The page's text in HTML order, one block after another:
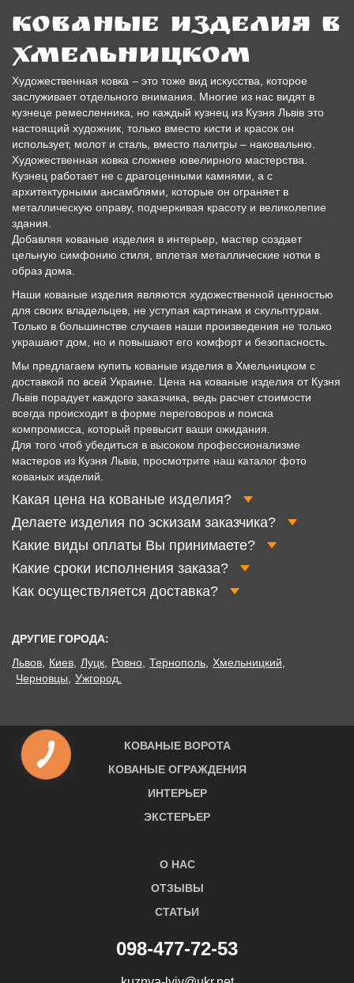
Кованые изделия в
Хмельницком
Художественная ковка – это тоже вид искусства, которое
заслуживает отдельного внимания. Многие из нас видят в
кузнеце ремесленника, но каждый кузнец из Кузня Львів это
настоящий художник, только вместо кисти и красок он
использует, молот и сталь, вместо палитры – наковальню.
Художественная ковка сложнее ювелирного мастерства.
Кузнец работает не с драгоценными камнями, а с
архитектурными ансамблями, которые он ограняет в
металлическую оправу, подчеркивая красоту и великолепие
здания.
Добавляя кованые изделия в интерьер, мастер создает
цельную симфонию стиля, вплетая металлические нотки в
образ дома.
Наши кованые изделия являются художественной ценностью
для своих владельцев, не уступая картинам и скульптурам.
Только в большинстве случаев наши произведения не только
украшают дом, но и повышают его комфорт и безопасность.
Мы предлагаем купить кованые изделия в Хмельницком с
доставкой по всей Украине. Цена на кованые изделия от Кузня
Львів порадует каждого заказчика, ведь расчет стоимости
всегда происходит в форме переговоров и поиска
компромисса, который превысит ваши ожидания.
Для того чтоб убедиться в высоком профессионализме
мастеров из Кузня Львів, просмотрите наш каталог фото
кованых изделий.
Какая цена на кованые изделия?
Делаете изделия по эскизам заказчика?
Какие виды оплаты Вы принимаете?
Какие сроки исполнения заказа?
Как осуществляется доставка?
ДРУГИЕ ГОРОДА:
Львов
Киев Луцк Ровно Тернополь
Хмельницкий
Черновцы
Ужгород
КОВАНЫЕ ВОРОТА
КОВАНЫЕ ОГРАЖДЕНИЯ
ИНТЕРЬЕР
ЭКСТЕРЬЕР
О НАС
ОТЗЫВЫ
СТАТЬИ
098-477-72-53